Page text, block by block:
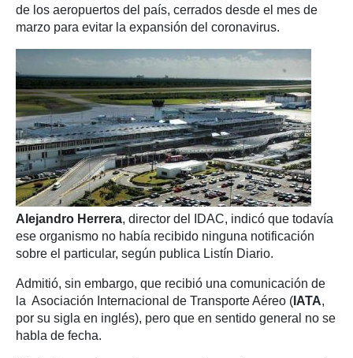
de los aeropuertos del país, cerrados desde el mes de
marzo para evitar la expansión del coronavirus.
Alejandro Herrera, director del IDAC, indicó que todavía
ese organismo no había recibido ninguna notificación
sobre el particular, según publica Listín Diario.
Admitió, sin embargo, que recibió una comunicación de
la Asociación Internacional de Transporte Aéreo ( IATA,
por su sigla en inglés), pero que en sentido general no se
habla de fecha.